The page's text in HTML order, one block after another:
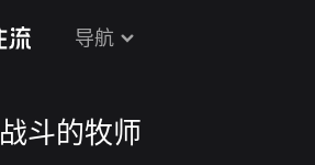
导航
战斗的牧师